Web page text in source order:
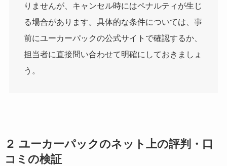
りませんが、キャンセル時にはペナルティが生じ
る場合があります。具体的な条件については、事
前にユーカーパックの公式サイトで確認するか、
担当者に直接問い合わせて明確にしておきましょ
う。
２ ユーカーパックのネット上の評判・口
コミの検証